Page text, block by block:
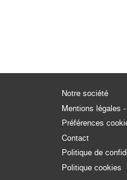
Notre société
Mentions légales
Préférences
Contact
Politique de
Politique cookies